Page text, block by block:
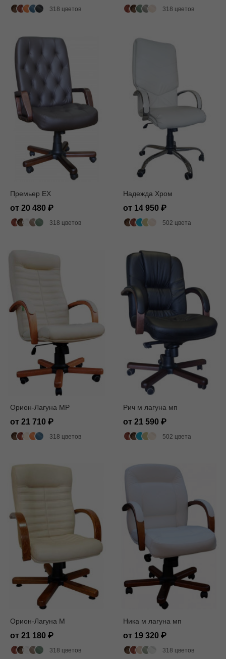
318 цветов 318 цветов
Премьер EX
от 20 480
318 цветов
Надежда Хром
от 14 950
502 цвета
Орион-Лагуна MP
от 21 710
318 цветов
Рич м лагуна мп
от 21 590
502 цвета
Орион-Лагуна M
от 21 180
318 цветов
Ника м лагуна мп
от 19 320
318 цветов